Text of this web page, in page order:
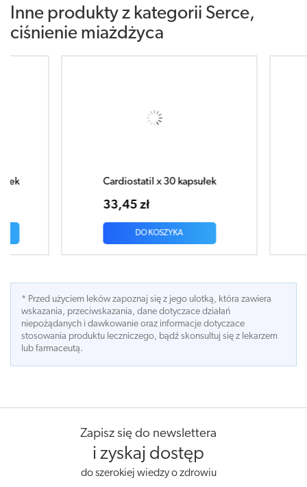
Inne produkty z kategorii Serce,
ciśnienie miażdżyca
Cardiostatil x 30 kapsułek
33,45 zł
DO KOSZYKA
* Przed użyciem leków zapoznaj się z jego ulotką, która zawiera
wskazania, przeciwskazania, dane dotyczace działań
niepożądanych i dawkowanie oraz informacje dotyczace
stosowania produktu leczniczego, bądź skonsultuj się z lekarzem
lub farmaceutą.
Zapisz się do newslettera
i zyskaj dostęp
do szerokiej wiedzy o zdrowiu